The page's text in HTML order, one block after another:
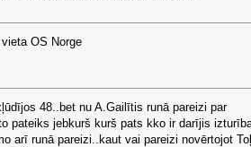
OS Norge
48..bet nu A.Gailītis runā pareizi par
pateiks jebkurš kurš pats kko ir darījis
arī runā pareizi..kaut vai pareizi novērtojot